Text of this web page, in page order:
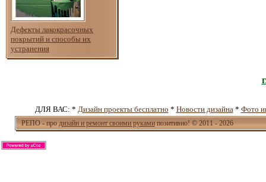
Дефекты лакокрасочных
покрытий и способы их
устранения
ДЛЯ ВАС: * Дизайн проекты бесплатно * Новости дизайна * Фото
РЕПО - про дизайн и ремонт своими рукамипозитивно! © 2011 - 2026